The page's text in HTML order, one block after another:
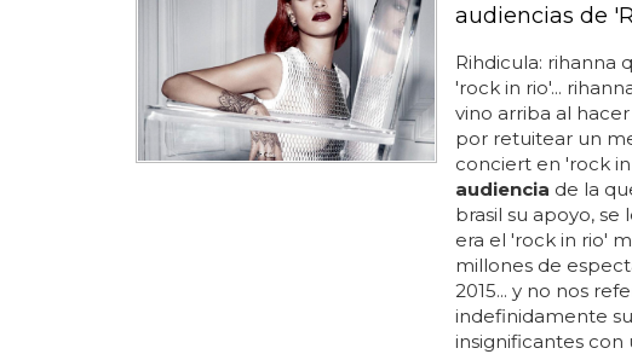
audiencias de
Rihdicula: rihanna
'rock in rio'...
vino arriba al
por retuitear un
conciert en 'rock
audiencia de la
brasil su apoyo,
era el 'rock in rio'
millones de
2015... y no nos
indefinidamente
insignificantes con